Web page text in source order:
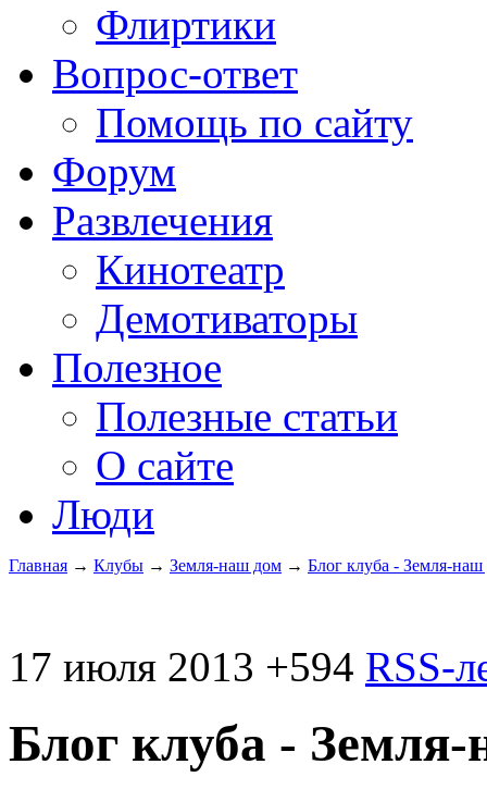
Флиртики
Вопрос-ответ
Помощь по сайту
Форум
Развлечения
Кинотеатр
Демотиваторы
Полезное
Полезные статьи
О сайте
Люди
Главная → Клубы → Земля-наш дом → Блог клуба - Земля-
17 июля 2013 +594 RSS-
Блог клуба -